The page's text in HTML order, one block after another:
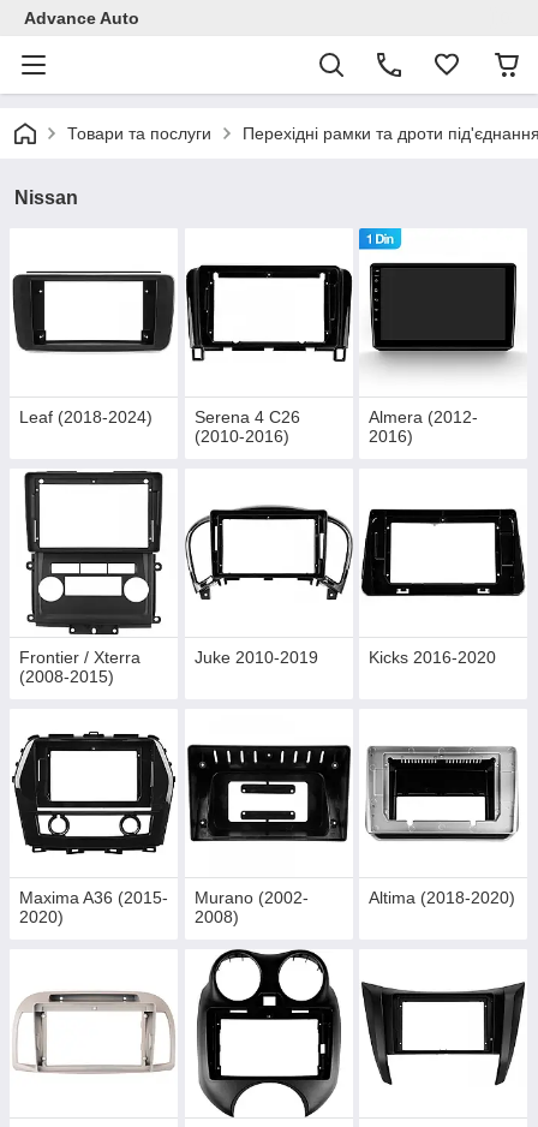
Advance Auto
Товари та послуги Перехідні рамки та дроти
Nissan
Leaf (2018-2024)
Serena 4 C26
(2010-2016)
Almera (2012-
2016)
Frontier / Xterra
(2008-2015)
Juke 2010-2019 Kicks 2016-2020
Maxima A36 (2015-
2020)
Murano (2002-
2008)
Altima (2018-2020)